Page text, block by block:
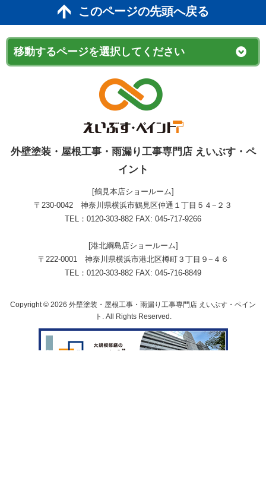
このページの先頭へ戻る
外壁塗装・屋根工事・雨漏り工事専門店 えいぶす・ペ
イント
[鶴見本店ショールーム]
〒230-0042 神奈川県横浜市鶴見区仲通１丁目５４−２３
TEL：0120-303-882 FAX: 045-717-9266
[港北綱島店ショールーム]
〒222-0001 神奈川県横浜市港北区樽町３丁目９−４６
TEL：0120-303-882 FAX: 045-716-8849
Copyright © 2026 外壁塗装・屋根工事・雨漏り工事専門店 えいぶす・ペイン
ト. All Rights Reserved.